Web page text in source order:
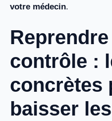
votre médecin.
contrôle :
concrètes
baisser